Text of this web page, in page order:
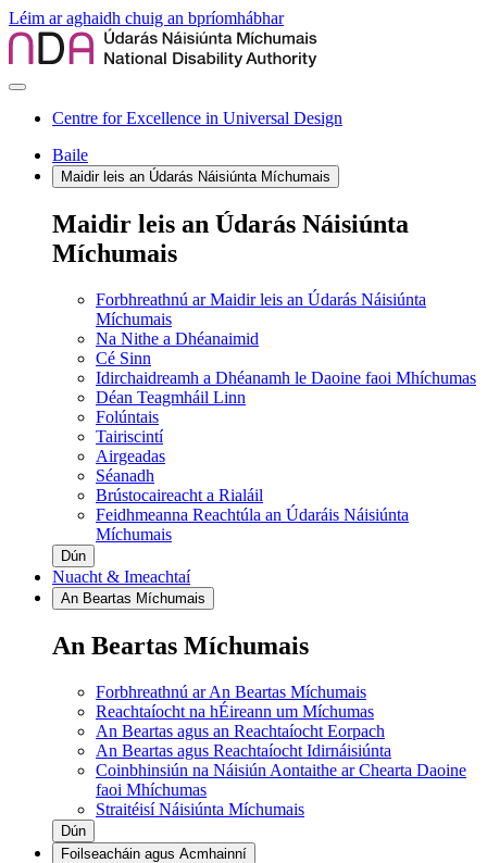
Léim ar aghaidh chuig an bpríomhábhar
Centre for Excellence in Universal Design
Baile
Maidir leis an Údarás Náisiúnta Míchumais
Maidir leis an Údarás Náisiúnta
Míchumais
Forbhreathnú ar Maidir leis an Údarás Náisiúnta
Míchumais
Na Nithe a Dhéanaimid
Cé Sinn
Idirchaidreamh a Dhéanamh le Daoine faoi Mhíchumas
Déan Teagmháil Linn
Folúntais
Tairiscintí
Airgeadas
Séanadh
Brústocaireacht a Rialáil
Feidhmeanna Reachtúla an Údaráis Náisiúnta
Míchumais
Dún
Nuacht & Imeachtaí
An Beartas Míchumais
An Beartas Míchumais
Forbhreathnú ar An Beartas Míchumais
Reachtaíocht na hÉireann um Míchumas
An Beartas agus an Reachtaíocht Eorpach
An Beartas agus Reachtaíocht Idirnáisiúnta
Coinbhinsiún na Náisiún Aontaithe ar Chearta Daoine
faoi Mhíchumas
Straitéisí Náisiúnta Míchumais
Dún
Foilseacháin agus Acmhainní